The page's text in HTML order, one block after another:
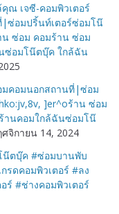
ณ เจซี-คอมพิวเตอร์
ซ่อมปริ้นท์เตอร์ซ่อมโน๊
น ซ่อม คอมร้าน ซ่อม
ซ่อมโน๊ตบุ๊ค ใกล้ฉัน
มคอมนอกสถานที่|ซ่อม
]er^oร้าน ซ่อม
านคอมใกล้ฉันซ่อมโน๊
จิกายน 14, 2024
น๊ตบุ๊ค #ซ่อมบานพับ
ดคอมพิวเตอร์ #ลง
ร์ #ช่างคอมพิวเตอร์